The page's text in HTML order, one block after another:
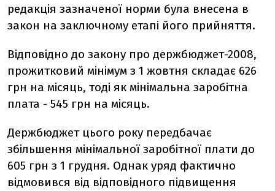
редакція зазначеної норми була внесена в
закон на заключному етапі його прийняття.
Відповідно до закону про держбюджет-2008,
прожитковий мінімум з 1 жовтня складає 626
грн на місяць, тоді як мінімальна заробітна
плата - 545 грн на місяць.
Держбюджет цього року передбачає
збільшення мінімальної заробітної плати до
605 грн з 1 грудня. Однак уряд фактично
відмовився від відповідного підвищення